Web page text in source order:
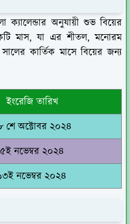
অনুযায়ী শুভ বিয়ের
মাস, যা এর শীতল, মনোরম
কার্তিক মাসে বিয়ের জন্য
ইংরেজি তারিখ
শে অক্টোবর ২০২৪
৫ই নভেম্বর ২০২৪
নভেম্বর ২০২৪